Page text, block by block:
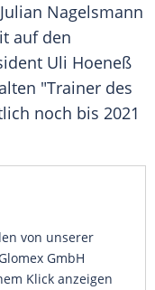
Julian Nagelsmann
auf den
Uli Hoeneß
"Trainer des
noch bis 2021
von unserer
GmbH
Klick anzeigen